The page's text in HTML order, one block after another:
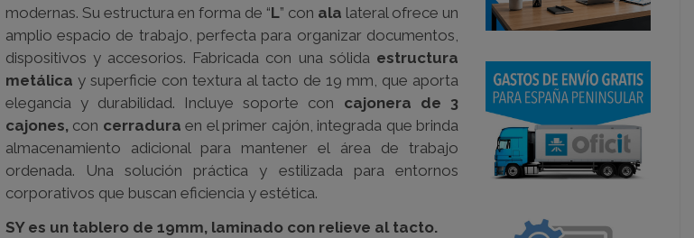
modernas. Su estructura en forma de “L” con ala lateral ofrece un
amplio espacio de trabajo, perfecta para organizar documentos,
dispositivos y accesorios. Fabricada con una sólida estructura
metálica y superficie con textura al tacto de 19 mm, que aporta
elegancia y durabilidad. Incluye soporte con cajonera de 3
cajones, con cerradura en el primer cajón, integrada que brinda
almacenamiento adicional para mantener el área de trabajo
ordenada. Una solución práctica y estilizada para entornos
corporativos que buscan eficiencia y estética.
SY es un tablero de 19mm, laminado con relieve al tacto.